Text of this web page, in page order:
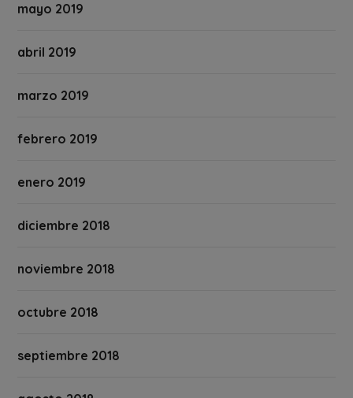
mayo 2019
abril 2019
marzo 2019
febrero 2019
enero 2019
diciembre 2018
noviembre 2018
octubre 2018
septiembre 2018